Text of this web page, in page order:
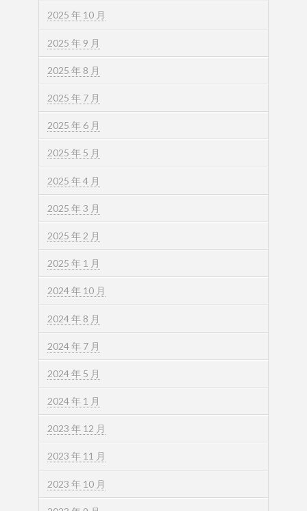
2025 年 10 月
2025 年 9 月
2025 年 8 月
2025 年 7 月
2025 年 6 月
2025 年 5 月
2025 年 4 月
2025 年 3 月
2025 年 2 月
2025 年 1 月
2024 年 10 月
2024 年 8 月
2024 年 7 月
2024 年 5 月
2024 年 1 月
2023 年 12 月
2023 年 11 月
2023 年 10 月